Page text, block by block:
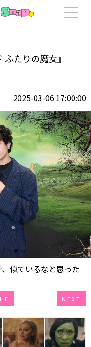
16】映画『ウィキッド ふた
たりの魔女』
2025-03-06 17:00:00
似ているなと思った
NEXT